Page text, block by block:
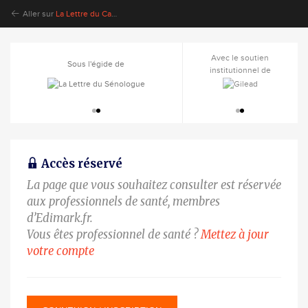
Aller sur La Lettre du Cancérologue
Sous l'égide de
Sous l'égide de
Avec le soutien
institutionnel de
Avec le soutien
institutionnel de
Accès réservé
La page que vous souhaitez consulter est réservée
aux professionnels de santé, membres
d’Edimark.fr.
Vous êtes professionnel de santé ?Mettez à jour
votre compte